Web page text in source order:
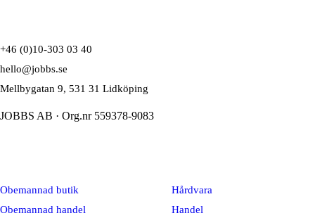
+46 (0)10-303 03 40
hello@jobbs.se
Mellbygatan 9, 531 31 Lidköping
JOBBS AB · Org.nr 559378-9083
Obemannad butik
Obemannad handel
Hårdvara
Handel